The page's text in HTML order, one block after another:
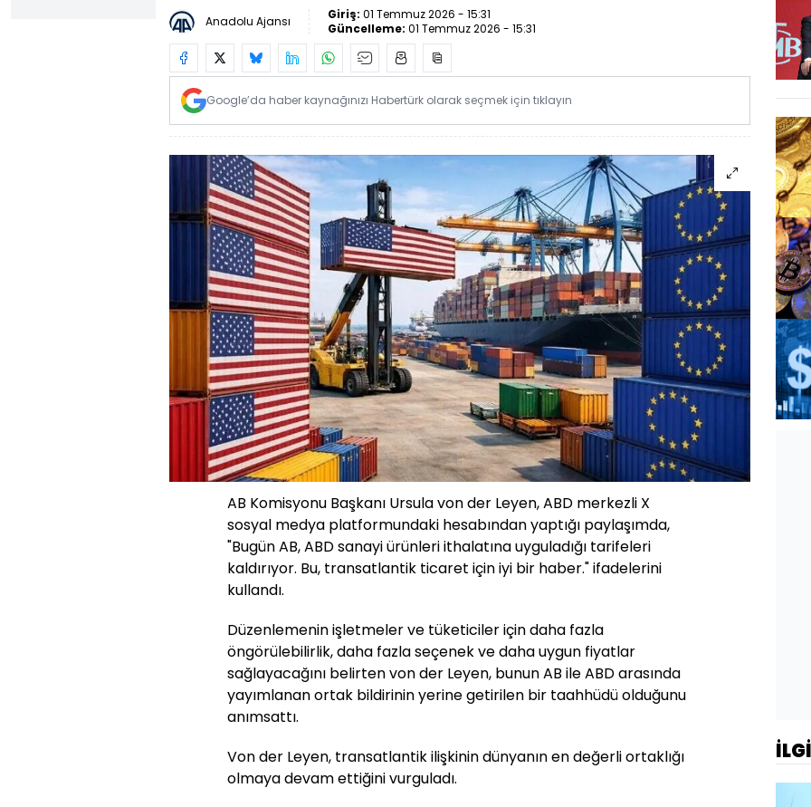
Anadolu Ajansı Giriş: 01 Temmuz 2026 - 15:31
Güncelleme: 01 Temmuz 2026 - 15:31
Google’da haber kaynağınızı Habertürk olarak seçmek için tıklayın
AB Komisyonu Başkanı Ursula von der Leyen, ABD merkezli X
sosyal medya platformundaki hesabından yaptığı paylaşımda,
"Bugün AB, ABD sanayi ürünleri ithalatına uyguladığı tarifeleri
kaldırıyor. Bu, transatlantik ticaret için iyi bir haber." ifadelerini
kullandı.
Düzenlemenin işletmeler ve tüketiciler için daha fazla
öngörülebilirlik, daha fazla seçenek ve daha uygun fiyatlar
sağlayacağını belirten von der Leyen, bunun AB ile ABD arasında
yayımlanan ortak bildirinin yerine getirilen bir taahhüdü olduğunu
anımsattı.
Von der Leyen, transatlantik ilişkinin dünyanın en değerli ortaklığı
olmaya devam ettiğini vurguladı.